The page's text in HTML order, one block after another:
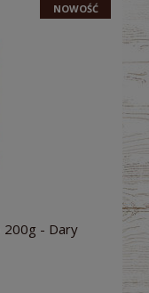
200g - Dary
NOWOŚĆ